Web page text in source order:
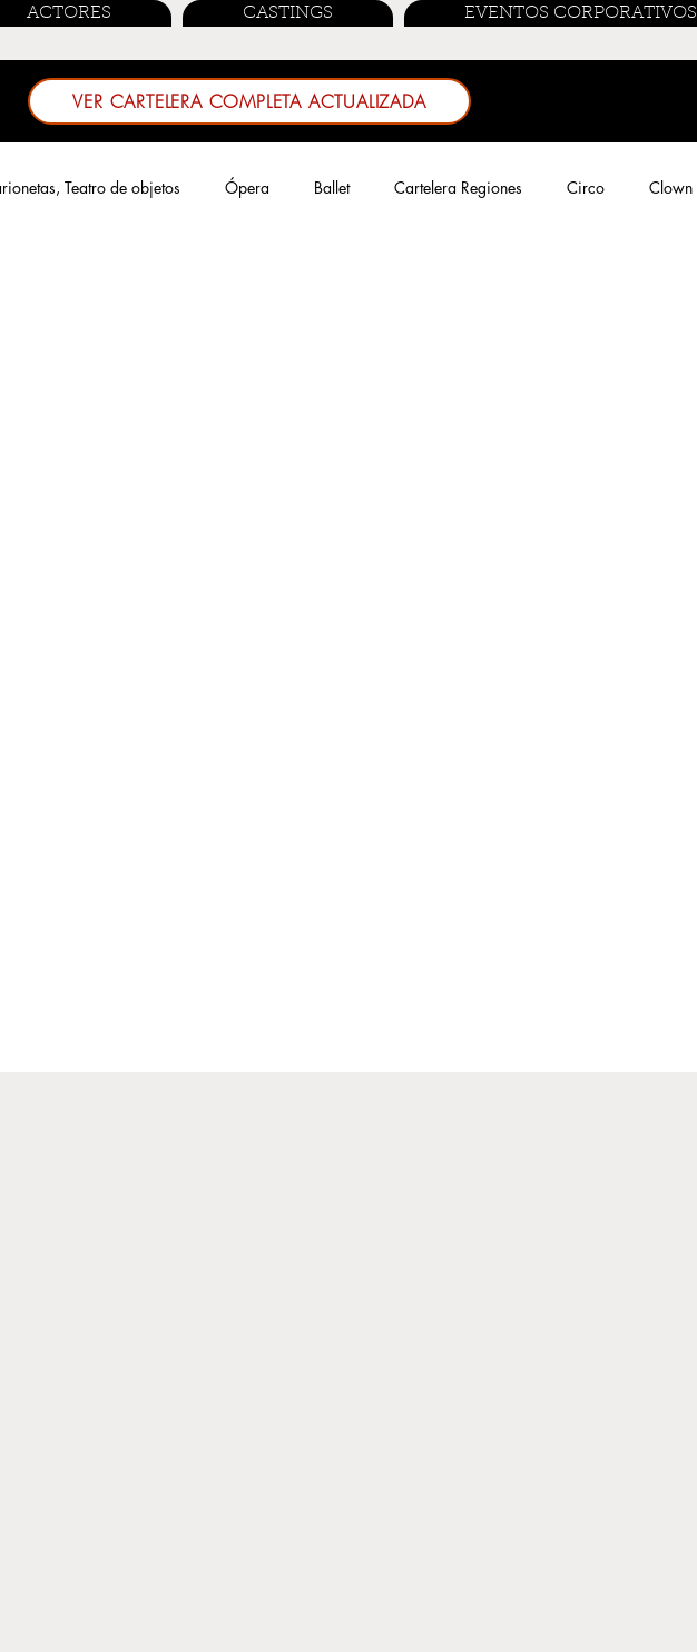
ACTORES CASTINGS EVENTOS CORPORATIVOS
VER CARTELERA COMPLETA ACTUALIZADA
Teatro de objetos Ópera Ballet Cartelera Regiones Circo Clown